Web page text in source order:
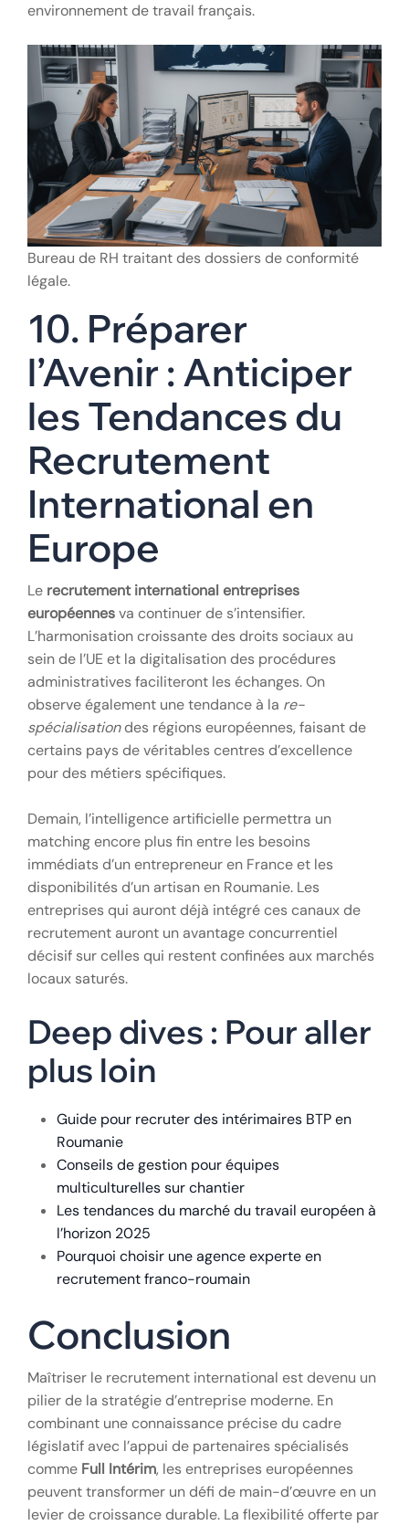
environnement de travail français.
Bureau de RH traitant des dossiers de conformité
légale.
10. Préparer
l’Avenir : Anticiper
les Tendances du
Recrutement
International en
Europe
Le recrutement international entreprises
européennesva continuer de s’intensifier.
L’harmonisation croissante des droits sociaux au
sein de l’UE et la digitalisation des procédures
administratives faciliteront les échanges. On
observe également une tendance à la re-
spécialisationdes régions européennes, faisant de
certains pays de véritables centres d’excellence
pour des métiers spécifiques.
Demain, l’intelligence artificielle permettra un
matching encore plus fin entre les besoins
immédiats d’un entrepreneur en France et les
disponibilités d’un artisan en Roumanie. Les
entreprises qui auront déjà intégré ces canaux de
recrutement auront un avantage concurrentiel
décisif sur celles qui restent confinées aux marchés
locaux saturés.
Deep dives : Pour aller
plus loin
Guide pour recruter des intérimaires BTP en
Roumanie
Conseils de gestion pour équipes
multiculturelles sur chantier
Les tendances du marché du travail européen à
l’horizon 2025
Pourquoi choisir une agence experte en
recrutement franco-roumain
Conclusion
Maîtriser le recrutement international est devenu un
pilier de la stratégie d’entreprise moderne. En
combinant une connaissance précise du cadre
législatif avec l’appui de partenaires spécialisés
comme Full Intérim, les entreprises européennes
peuvent transformer un défi de main-d’œuvre en un
levier de croissance durable. La flexibilité offerte par